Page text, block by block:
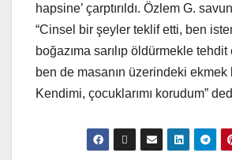
hapsine’ çarptırıldı. Özlem G.
“Cinsel bir şeyler teklif etti, ben
boğazıma sarılıp öldürmekle
ben de masanın üzerindeki ekmek
Kendimi, çocuklarımı korudum”